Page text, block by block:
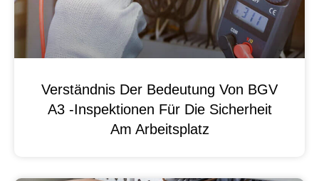
Verständnis Der Bedeutung Von BGV
A3 -Inspektionen Für Die Sicherheit
Am Arbeitsplatz